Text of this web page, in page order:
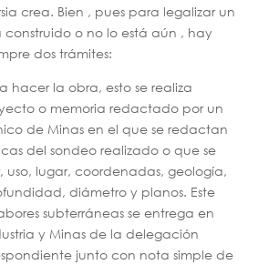
crea. Bien , pues para legalizar un
construido o no lo está aún , hay
dos trámites:
hacer la obra, esto se realiza
o memoria redactado por un
de Minas en el que se redactan
del sondeo realizado o que se
uso, lugar, coordenadas, geología,
diámetro y planos. Este
subterráneas se entrega en
y Minas de la delegación
junto con nota simple de